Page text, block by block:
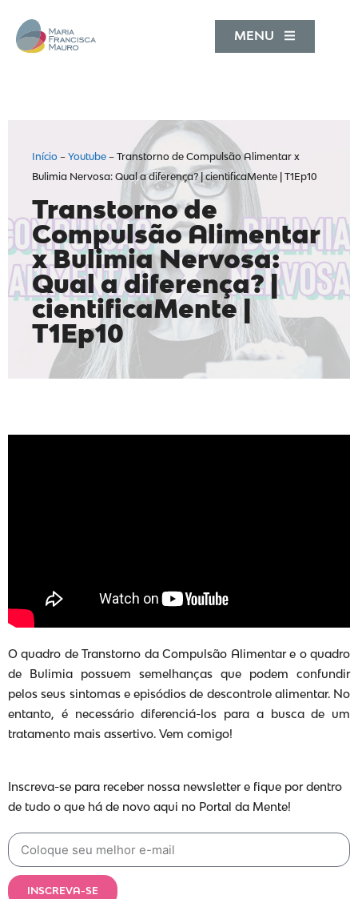
MENU
Início – Youtube – Transtorno de Compulsão Alimentar x
Bulimia Nervosa: Qual a diferença? | cientificaMente | T1Ep10
Transtorno de
Compulsão Alimentar
x Bulimia Nervosa:
Qual a diferença? |
cientificaMente |
T1Ep10
O quadro de Transtorno da Compulsão Alimentar e o quadro
de Bulimia possuem semelhanças que podem confundir
pelos seus sintomas e episódios de descontrole alimentar. No
entanto, é necessário diferenciá-los para a busca de um
tratamento mais assertivo. Vem comigo!
Inscreva-se para receber nossa newsletter e fique por dentro
de tudo o que há de novo aqui no Portal da Mente!
INSCREVA-SE